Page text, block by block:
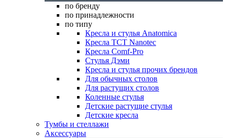
по бренду
по принадлежности
по типу
Кресла и стулья Anatomica
Кресла TCT Nanotec
Кресла Comf-Pro
Стулья Дэми
Кресла и стулья прочих брендов
Для обычных столов
Для растущих столов
Коленные стулья
Детские растущие стулья
Детские кресла
Тумбы и стеллажи
Аксессуары